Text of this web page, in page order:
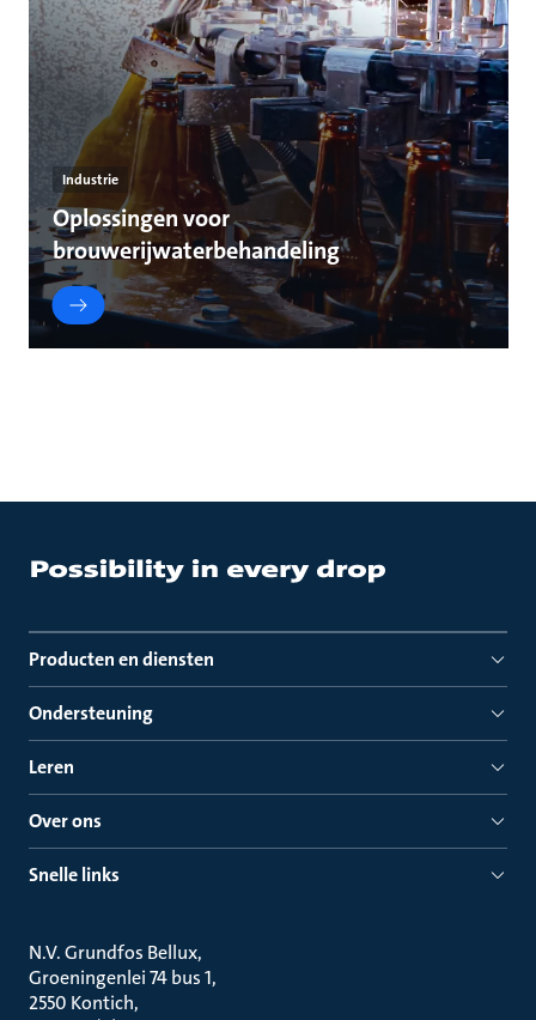
Industrie
Oplossingen voor
brouwerijwaterbehandeling
Producten en diensten
Ondersteuning
Leren
Over ons
Snelle links
N.V. Grundfos Bellux
Groeningenlei 74 bus 1
2550 Kontich